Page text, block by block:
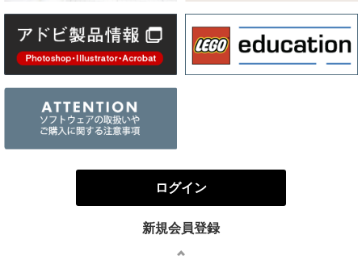
ログイン
新規会員登録